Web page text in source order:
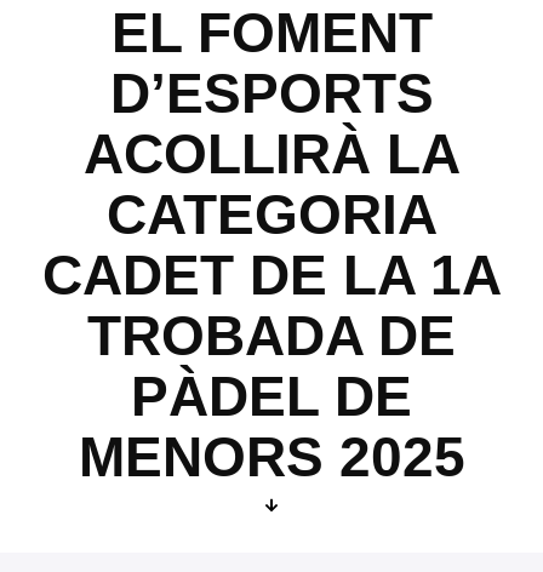
EL FOMENT
D’ESPORTS
ACOLLIRÀ LA
CATEGORIA
CADET DE LA 1A
TROBADA DE
PÀDEL DE
MENORS 2025